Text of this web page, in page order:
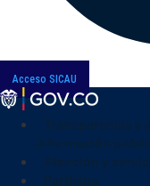
Acceso SICAU